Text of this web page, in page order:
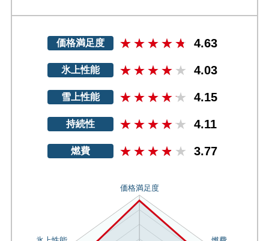
価格満足度 4.63
氷上性能 4.03
雪上性能 4.15
持続性 4.11
燃費 3.77